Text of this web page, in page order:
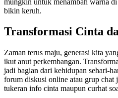
bikin keruh.
Transformasi Cinta
Zaman terus maju, generasi kita
ikut anut perkembangan.
jadi bagian dari kehidupan sehari-
forum diskusi online atau grup chat
tukeran info cinta maupun curhat